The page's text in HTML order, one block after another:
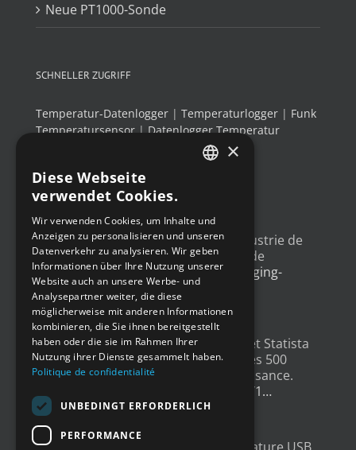
Neue PT1000-Sonde
SCHNELLER ZUGRIFF
Temperatur-Datenlogger | Temperaturlogger | Funk
Temperatursensor|Datenlogger Temperatur
Thermo-Hygrometer
NEUESTE TWEETS
Un article sur l'#IoTdans l'industrie de
l'emballage, avec un exemple de
déploiement@Newsteopackaging-
gateway.com/features/how-i…
4 Jahren ago
Un grand merci à@LesEchos
et Statista
qui ont classé Newsteo dans les 500
Champions français de la croissance.
twitter.com/i/web/status/1…
4 Jahren ago
GERMAN
SPANISH
×
Diese Webseite
verwendet Cookies.
Wir verwenden Cookies, um Inhalte und
Anzeigen zu personalisieren und unseren
Datenverkehr zu analysieren. Wir geben
Informationen über Ihre Nutzung unserer
Website auch an unsere Werbe- und
Analysepartner weiter, die diese
möglicherweise mit anderen Informationen
kombinieren, die Sie ihnen bereitgestellt
haben oder die sie im Rahmen Ihrer
Nutzung ihrer Dienste gesammelt haben.
Politique de confidentialité
UNBEDINGT ERFORDERLICH
PERFORMANCE